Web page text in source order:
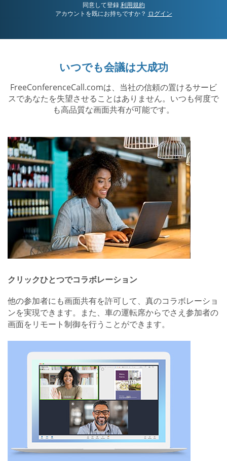
同意して登録利用規約
アカウントを既にお持ちですか？ ログイン
いつでも会議は大成功
FreeConferenceCall.comは、当社の信頼の置けるサービ
スであなたを失望させることはありません。いつも何度で
も高品質な画面共有が可能です。
クリックひとつでコラボレーション
他の参加者にも画面共有を許可して、真のコラボレーショ
ンを実現できます。また、車の運転席からでさえ参加者の
画面をリモート制御を行うことができます。